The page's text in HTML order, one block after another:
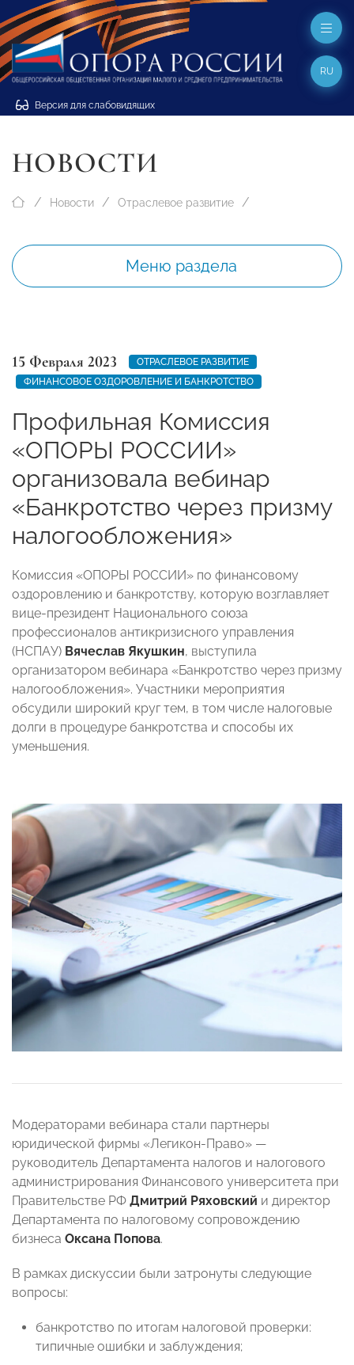
Версия для слабовидящих
RU
НОВОСТИ
Новости Отраслевое развитие
Меню раздела
15 Февраля 2023
ОТРАСЛЕВОЕ РАЗВИТИЕ
ФИНАНСОВОЕ ОЗДОРОВЛЕНИЕ И БАНКРОТСТВО
Профильная Комиссия
«ОПОРЫ РОССИИ»
организовала вебинар
«Банкротство через призму
налогообложения»
Комиссия «ОПОРЫ РОССИИ» по финансовому
оздоровлению и банкротству, которую возглавляет
вице-президент Национального союза
профессионалов антикризисного управления
(НСПАУ) Вячеслав Якушкин, выступила
организатором вебинара «Банкротство через призму
налогообложения». Участники мероприятия
обсудили широкий круг тем, в том числе налоговые
долги в процедуре банкротства и способы их
уменьшения.
Модераторами вебинара стали партнеры
юридической фирмы «Легикон-Право» —
руководитель Департамента налогов и налогового
администрирования Финансового университета при
Правительстве РФ Дмитрий Ряховский и директор
Департамента по налоговому сопровождению
бизнеса Оксана Попова.
В рамках дискуссии были затронуты следующие
вопросы:
банкротство по итогам налоговой проверки:
типичные ошибки и заблуждения;